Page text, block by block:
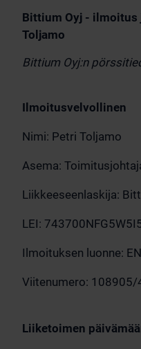
Bittium Oyj -
Toljamo
Bittium Oyj:n
Ilmoitusvelvollinen
Nimi: Petri Toljamo
Asema:
Liikkeeseenlaskija:
LEI:
Ilmoituksen luonne:
Viitenumero: 108905/
Liiketoimen